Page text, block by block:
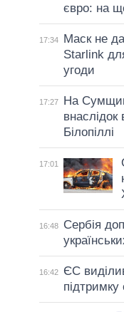
євро: на
17:34
Маск не
Starlink
угоди
17:27
На
внаслідок
Білопіллі
17:01
16:48
Сербія
16:42
ЄС
підтримку